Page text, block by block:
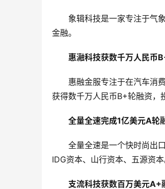
象辑科技是一家专注于气
金融。
惠瀜科技获数千万人民币
惠融金服专注于在汽车消
获得数千万人民币B+轮融资，
全量全速完成1亿美元A轮
全量全速是一个快时尚出
IDG资本、山行资本、五源资本
支流科技获数百万美元A+